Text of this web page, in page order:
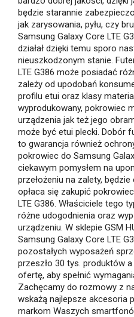
będzie starannie
jak zarysowania, pyłu, czy
Samsung Galaxy Core LTE
działał dzięki temu sporo
nieuszkodzonym stanie.
LTE G386 może posiadać
zależy od upodobań
profilu etui oraz klasy
wyprodukowany, pokrowiec
urządzenia jak też jego
może być etui plecki. Dobór
to gwarancja również
pokrowiec do Samsung
ciekawym pomysłem na
przełożeniu na zalety,
opłaca się zakupić
LTE G386. Właściciele tego
różne udogodnienia oraz
urządzeniu. W sklepie GSM
Samsung Galaxy Core LTE
pozostałych wyposażeń
przeszło 30 tys. produktów
ofertę, aby spełnić
Zachęcamy do rozmowy z
wskażą najlepsze akcesoria
markom Waszych